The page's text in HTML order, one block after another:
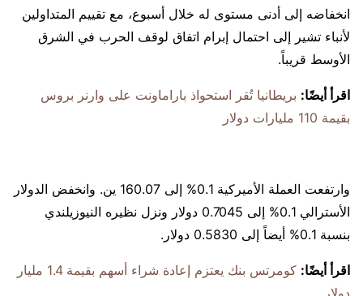
انخفاضه إلى أدنى مستوى له خلال أسبوع، مع تقييم المتداولين
لأنباء تشير إلى احتمال إبرام اتفاق لوقف الحرب في الشرق
الأوسط قريباً.
اقرأ أيضًا: بريطانيا تُقر استحواذ باراماونت على وارنر بروس
بقيمة 110 مليارات دولار
وارتفعت العملة الأميركية 0.1% إلى 160.07 ين. وانخفض الدولار
الأسترالي 0.1% إلى 0.7045 دولار ونزل نظيره النيوزيلندي
بنسبة 0.1% أيضاً إلى 0.5830 دولار.
اقرأ أيضًا:
كومرتس بنك يعتزم إعادة شراء أسهم بقيمة 1.4 مليار
دولار